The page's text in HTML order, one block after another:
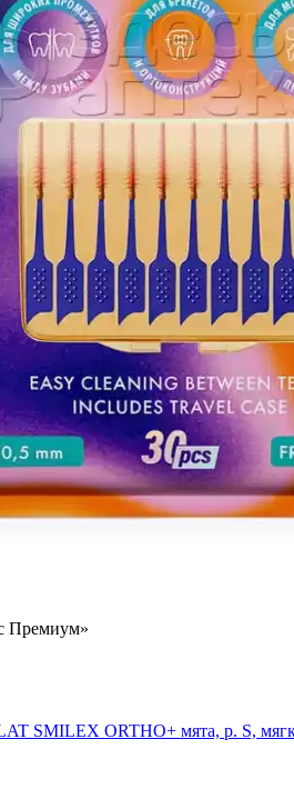
Премиум»
SMILEX ORTHO+ мята, р. S,